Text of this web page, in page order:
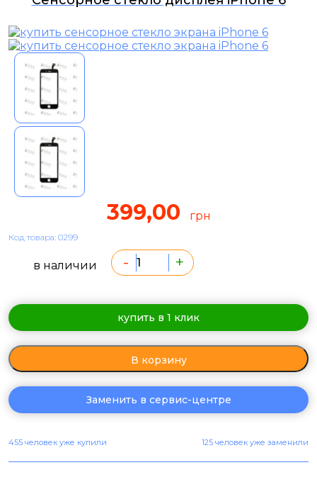
399,00 грн
Код товара: 0299
в наличии - +
купить в 1 клик
В корзину
Заменить в сервис-центре
455 человек уже купили 125 человек уже заменили